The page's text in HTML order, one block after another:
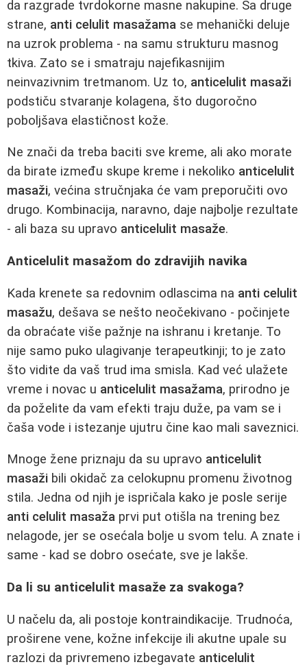
da razgrade tvrdokorne masne nakupine. Sa druge
strane, anti celulit masažama se mehanički deluje
na uzrok problema - na samu strukturu masnog
tkiva. Zato se i smatraju najefikasnijim
neinvazivnim tretmanom. Uz to, anticelulit masaži
podstiču stvaranje kolagena, što dugoročno
poboljšava elastičnost kože.
Ne znači da treba baciti sve kreme, ali ako morate
da birate između skupe kreme i nekoliko anticelulit
masaži, većina stručnjaka će vam preporučiti ovo
drugo. Kombinacija, naravno, daje najbolje rezultate
- ali baza su upravo anticelulit masaže.
Anticelulit masažom do zdravijih navika
Kada krenete sa redovnim odlascima na anti celulit
masažu, dešava se nešto neočekivano - počinjete
da obraćate više pažnje na ishranu i kretanje. To
nije samo puko ulagivanje terapeutkinji; to je zato
što vidite da vaš trud ima smisla. Kad već ulažete
vreme i novac u anticelulit masažama, prirodno je
da poželite da vam efekti traju duže, pa vam se i
čaša vode i istezanje ujutru čine kao mali saveznici.
Mnoge žene priznaju da su upravo anticelulit
masaži bili okidač za celokupnu promenu životnog
stila. Jedna od njih je ispričala kako je posle serije
anti celulit masaža prvi put otišla na trening bez
nelagode, jer se osećala bolje u svom telu. A znate i
same - kad se dobro osećate, sve je lakše.
Da li su anticelulit masaže za svakoga?
U načelu da, ali postoje kontraindikacije. Trudnoća,
proširene vene, kožne infekcije ili akutne upale su
razlozi da privremeno izbegavate anticelulit